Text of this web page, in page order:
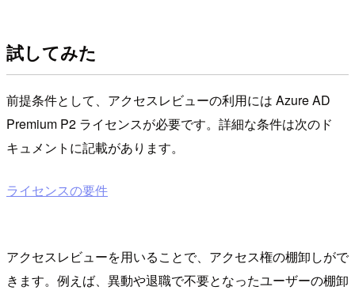
試してみた
前提条件として、アクセスレビューの利用には Azure AD
Premium P2 ライセンスが必要です。詳細な条件は次のド
キュメントに記載があります。
ライセンスの要件
アクセスレビューを用いることで、アクセス権の棚卸しがで
きます。例えば、異動や退職で不要となったユーザーの棚卸